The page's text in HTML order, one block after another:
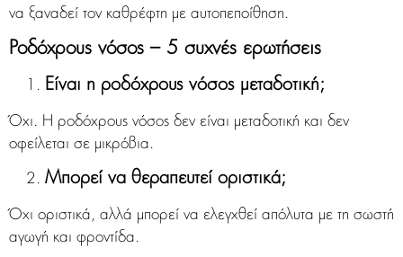
να ξαναδεί τον καθρέφτη με αυτοπεποίθηση.
Ροδόχρους νόσος – 5 συχνές ερωτήσεις
Είναι η ροδόχρους νόσος μεταδοτική;
Όχι. Η ροδόχρους νόσος δεν είναι μεταδοτική και δεν
οφείλεται σε μικρόβια.
Μπορεί να θεραπευτεί οριστικά;
Όχι οριστικά, αλλά μπορεί να ελεγχθεί απόλυτα με τη σωστή
αγωγή και φροντίδα.